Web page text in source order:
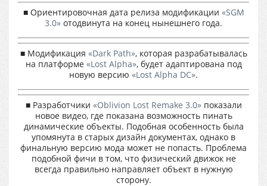
■ Ориентировочная дата релиза модификации «SGM
3.0» отодвинута на конец нынешнего года.
■ Модификация «Dark Path», которая разрабатывалась
на платформе «Lost Alpha», будет адаптирована под
новую версию «Lost Alpha DC».
■ Разработчики «Oblivion Lost Remake 3.0» показали
новое видео, где показана возможность пинать
динамические объекты. Подобная особенность была
упомянута в старых дизайн документах, однако в
финальную версию мода может не попасть. Проблема
подобной фичи в том, что физический движок не
всегда правильно направляет объект в нужную
сторону.